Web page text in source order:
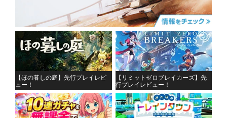
【ほの暮しの庭】先行プレイレビ
ュー！
【リミットゼロブレイカーズ】先
行プレイレビュー！